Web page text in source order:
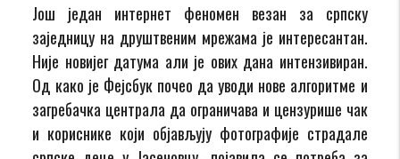
Још један интернет феномен везан за српску
заједницу на друштвеним мрежама је интересантан.
Није новијег датума али је ових дана интензивиран.
Од како је Фејсбук почео да уводи нове алгоритме и
загребачка централа да ограничава и цензурише чак
и кориснике који објављују фотографије страдале